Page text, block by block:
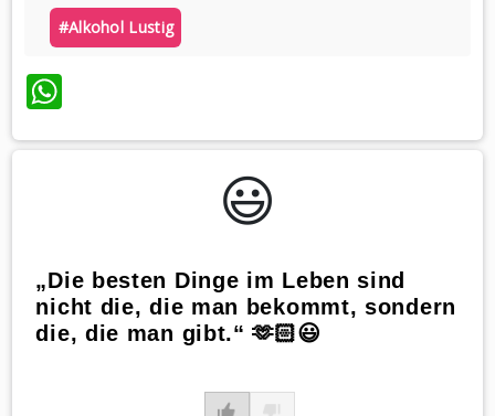
#alkohol Lustig
WhatsApp
😃️
„Die besten Dinge im Leben sind
nicht die, die man bekommt, sondern
die, die man gibt.“ 🫶🏻😃